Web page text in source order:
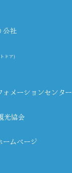
公社
ドア)
メーションセンター
光協会
ームページ